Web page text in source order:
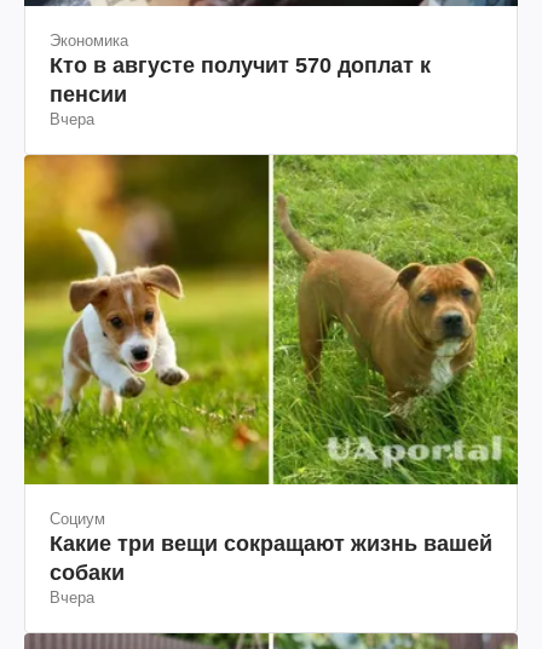
Экономика
Кто в августе получит 570 доплат к
пенсии
Вчера
Социум
Какие три вещи сокращают жизнь вашей
собаки
Вчера